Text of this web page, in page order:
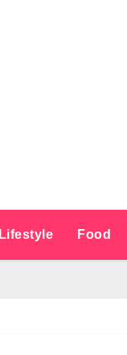
Lifestyle Food